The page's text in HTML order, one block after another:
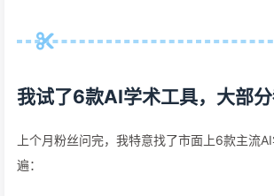
我试了6款AI学术工具，大部
上个月粉丝问完，我特意找了市面上6款主流
遍：